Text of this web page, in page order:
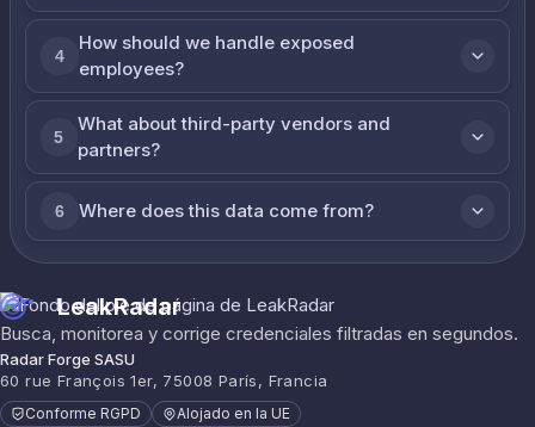
4
How should we handle exposed
employees?
5
What about third-party vendors and
partners?
6 Where does this data come from?
LeakRadar
Busca, monitorea y corrige credenciales filtradas en segundos.
Radar Forge SASU
60 rue François 1er, 75008 París, Francia
Conforme RGPD Alojado en la UE